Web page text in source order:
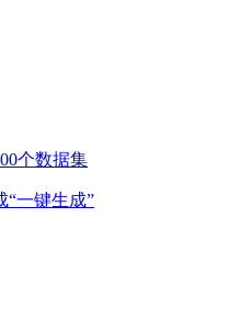
个数据集
“一键生成”